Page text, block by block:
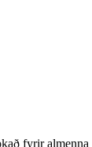
fyrir almenna